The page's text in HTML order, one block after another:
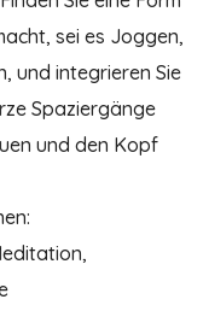
sei es Joggen,
und integrieren Sie
Spaziergänge
und den Kopf